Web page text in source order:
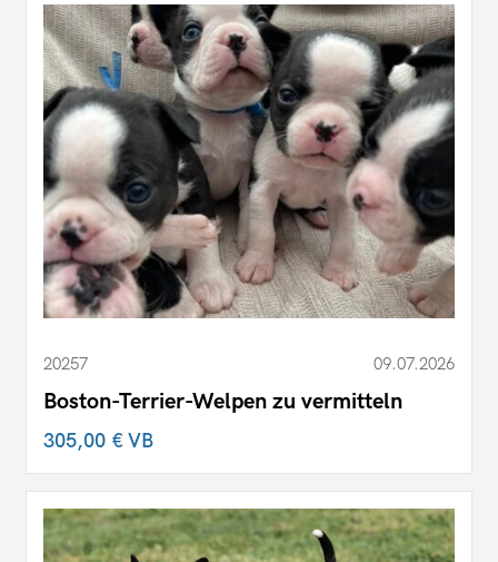
20257 09.07.2026
Boston-Terrier-Welpen zu vermitteln
305,00 €VB